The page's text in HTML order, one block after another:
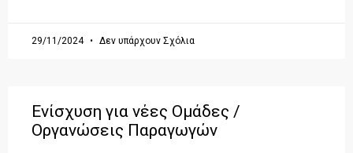
29/11/2024 Δεν υπάρχουν Σχόλια
Ενίσχυση για νέες Ομάδες /
Οργανώσεις Παραγωγών